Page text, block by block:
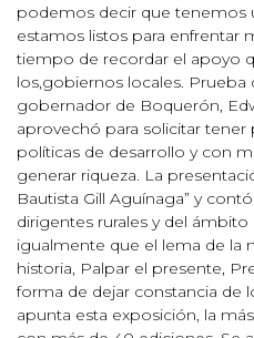
podemos decir que tenemos
estamos listos para enfrentar
tiempo de recordar el apoyo
los,gobiernos locales.
gobernador de Boquerón,
aprovechó para solicitar
políticas de desarrollo y con
generar riqueza. La
Bautista Gill Aguínaga” y
dirigentes rurales y del
igualmente que el lema de la
historia, Palpar el presente,
forma de dejar constancia de
apunta esta exposición, la